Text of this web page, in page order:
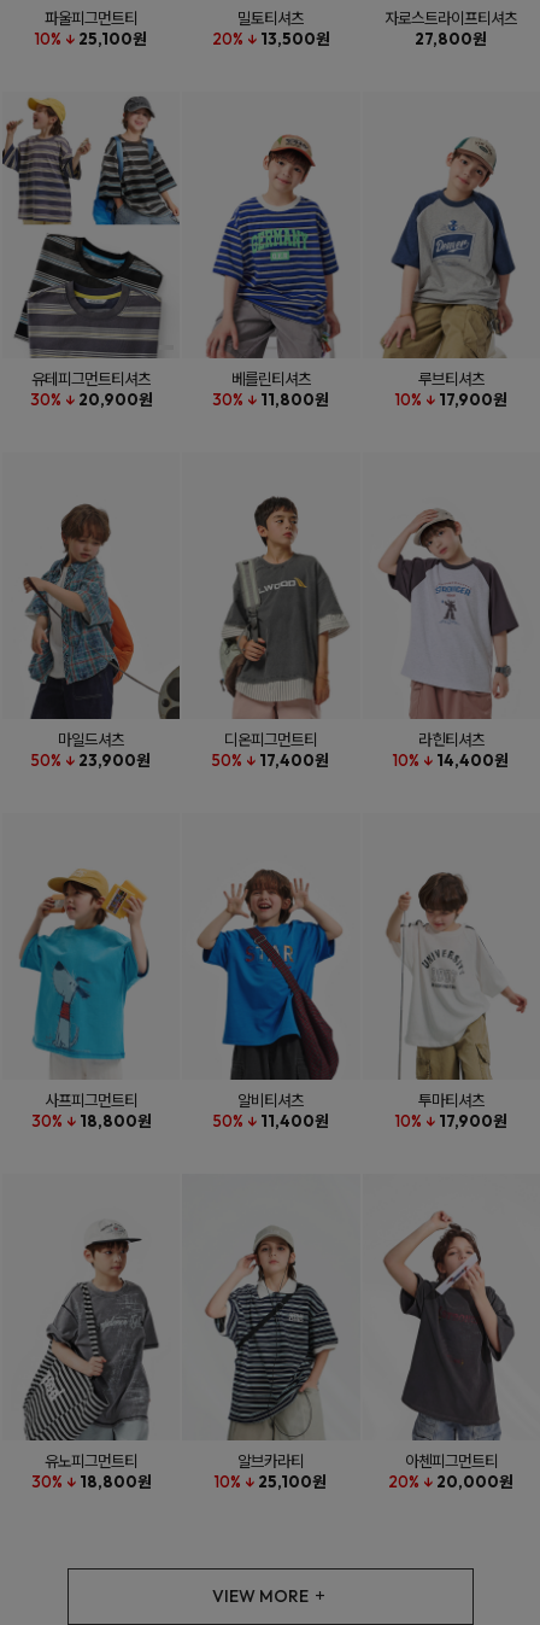
파울피그먼트티
10% ↓ 25,100원
밀토티셔츠
20% ↓ 13,500원
자로스트라이프티셔츠
27,800원
유테피그먼트티셔츠
30% ↓ 20,900원
베를린티셔츠
30% ↓ 11,800원
루브티셔츠
10% ↓ 17,900원
마일드셔츠
50% ↓ 23,900원
디온피그먼트티
50% ↓ 17,400원
라힌티셔츠
10% ↓ 14,400원
사프피그먼트티
30% ↓ 18,800원
알비티셔츠
50% ↓ 11,400원
투마티셔츠
10% ↓ 17,900원
유노피그먼트티
30% ↓ 18,800원
알브카라티
10% ↓ 25,100원
아첸피그먼트티
20% ↓ 20,000원
VIEW MORE